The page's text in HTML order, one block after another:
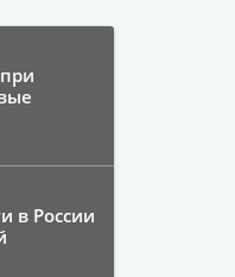
в России